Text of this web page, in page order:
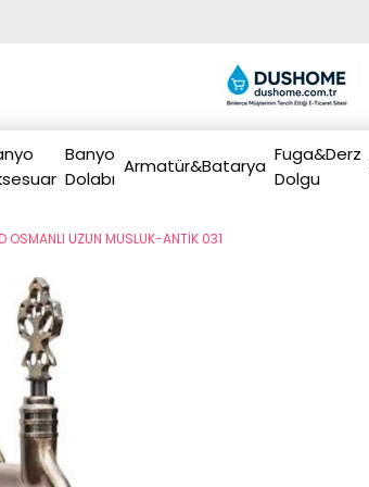
Banyo
Dolabı
Armatür&Batarya
Fuga&Derz
Dolgu
OSMANLI UZUN MUSLUK-ANTİK 031